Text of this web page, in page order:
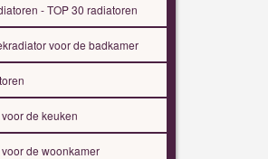
- TOP 30 radiatoren
voor de badkamer
de keuken
de woonkamer